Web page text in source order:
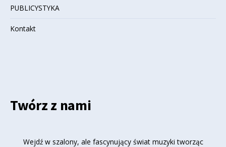
PUBLICYSTYKA
Kontakt
Twórz z nami
Wejdź w szalony, ale fascynujący świat muzyki tworząc